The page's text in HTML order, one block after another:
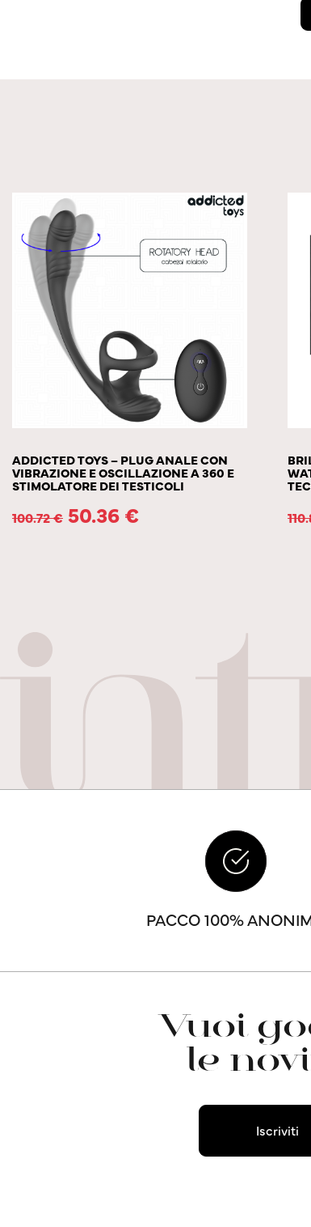
ADDICTED TOYS – PLUG ANALE CON
VIBRAZIONE E OSCILLAZIONE A 360 E
STIMOLATORE DEI TESTICOLI
100.72€ 50.36 €
PACCO 100%
Vuoi
le
Iscriviti